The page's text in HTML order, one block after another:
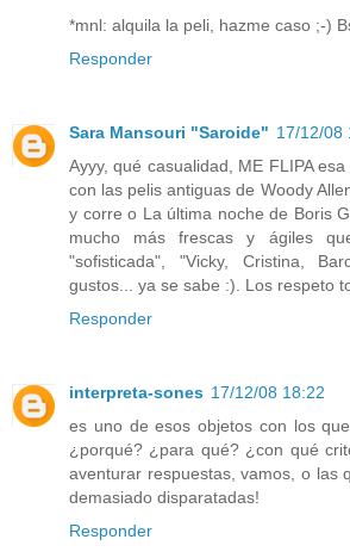
*mnl: alquila la peli, hazme caso ;-)
Responder
Sara Mansouri "Saroide" 17/12/08
Ayyy, qué casualidad, ME FLIPA
con las pelis antiguas de Woody
y corre o La última noche de Boris
mucho más frescas y ágiles
"sofisticada", "Vicky, Cristina,
gustos... ya se sabe :). Los respeto
Responder
interpreta-sones 17/12/08 18:22
es uno de esos objetos con los
¿porqué? ¿para qué? ¿con qué
aventurar respuestas, vamos, o las
demasiado disparatadas!
Responder